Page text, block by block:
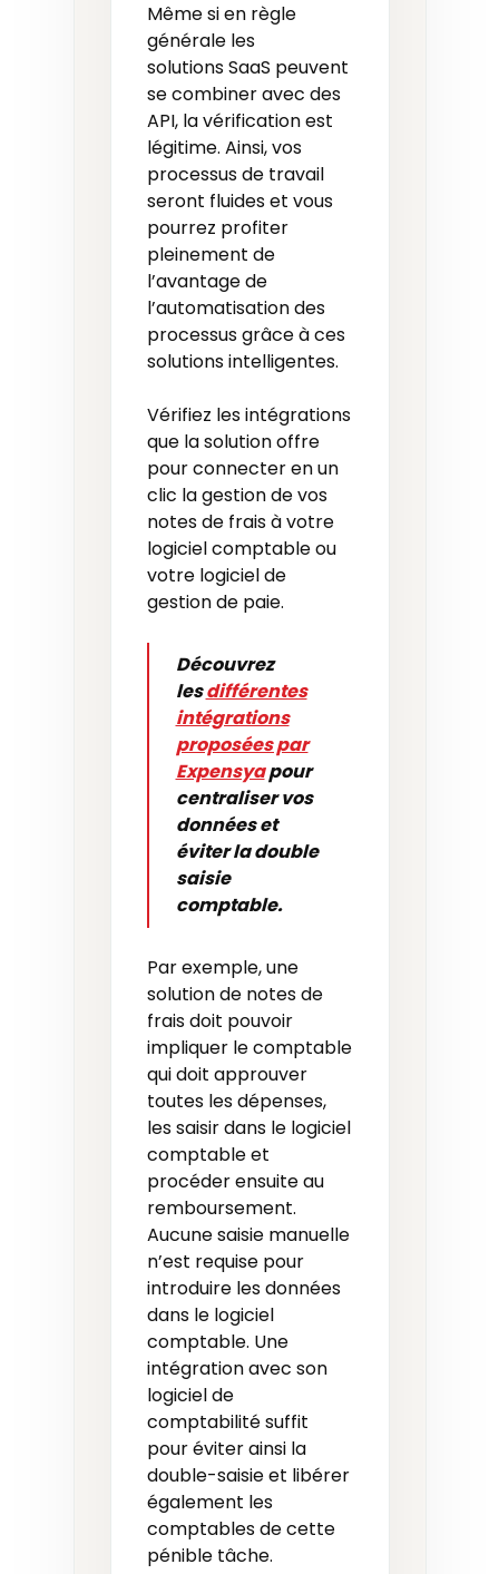
Même si en règle
générale les
solutions SaaS peuvent
se combiner avec des
API, la vérification est
légitime. Ainsi, vos
processus de travail
seront fluides et vous
pourrez profiter
pleinement de
l’avantage de
l’automatisation des
processus grâce à ces
solutions intelligentes.
Vérifiez les intégrations
que la solution offre
pour connecter en un
clic la gestion de vos
notes de frais à votre
logiciel comptable ou
votre logiciel de
gestion de paie.
Découvrez
lesdifférentes
intégrations
proposées par
Expensyapour
centraliser vos
données et
éviter la double
saisie
comptable.
Par exemple, une
solution de notes de
frais doit pouvoir
impliquer le comptable
qui doit approuver
toutes les dépenses,
les saisir dans le logiciel
comptable et
procéder ensuite au
remboursement.
Aucune saisie manuelle
n’est requise pour
introduire les données
dans le logiciel
comptable. Une
intégration avec son
logiciel de
comptabilité suffit
pour éviter ainsi la
double-saisie et libérer
également les
comptables de cette
pénible tâche.